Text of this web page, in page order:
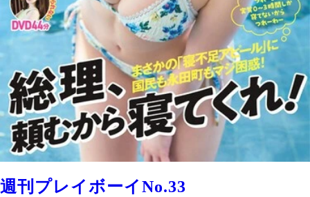
週刊プレイボーイNo.33